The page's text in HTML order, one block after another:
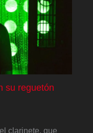
su reguetón
clarinete, que